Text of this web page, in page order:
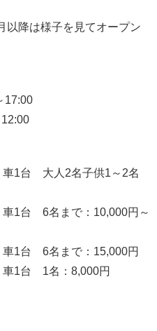
以降は様子を見てオープン
1台 大人2名子供1～2名
6名まで：10,000円～
1台 6名まで：15,000円
台 1名：8,000円